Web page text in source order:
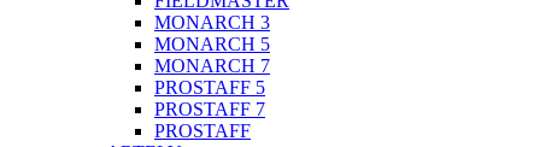
MONARCH 3
MONARCH 5
MONARCH 7
PROSTAFF 5
PROSTAFF 7
PROSTAFF